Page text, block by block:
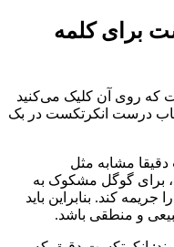
برای کلمه
که روی آن کلیک می‌کنید
درست انکرتکست در بک
دقیقا مشابه مثل
برای گوگل مشکوک به
کند. بنابراین باید
و منطقی باشد.